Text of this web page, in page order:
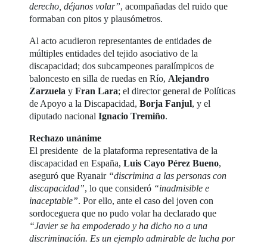
derecho, déjanos volar”, acompañadas del ruido que
formaban con pitos y plausómetros.
Al acto acudieron representantes de entidades de
múltiples entidades del tejido asociativo de la
discapacidad; dos subcampeones paralímpicos de
baloncesto en silla de ruedas en Río, Alejandro
Zarzuela yFran Lara; el director general de Políticas
de Apoyo a la Discapacidad,Borja Fanjul, y el
diputado nacionalIgnacio Tremiño.
Rechazo unánime
El presidente de la plataforma representativa de la
discapacidad en España,Luis Cayo Pérez Bueno,
aseguró que Ryanair “discrimina a las personas con
discapacidad”, lo que consideró “inadmisible e
inaceptable”. Por ello, ante el caso del joven con
sordoceguera que no pudo volar ha declarado que
“Javier se ha empoderado y ha dicho no a una
discriminación. Es un ejemplo admirable de lucha por